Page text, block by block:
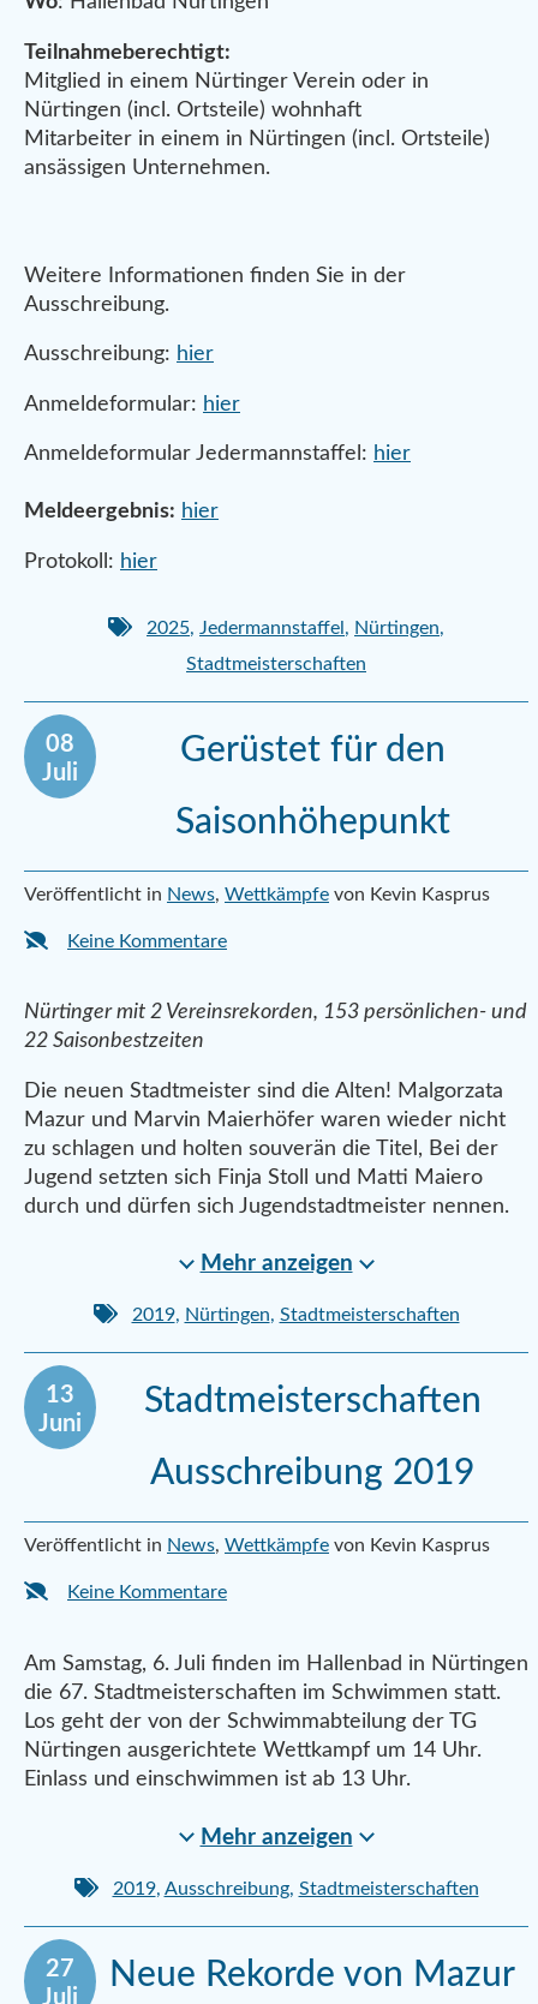
Teilnahmeberechtigt:
Mitglied in einem Nürtinger Verein oder in
Nürtingen (incl. Ortsteile) wohnhaft
Mitarbeiter in einem in Nürtingen (incl. Ortsteile)
ansässigen Unternehmen.
Weitere Informationen finden Sie in der
Ausschreibung.
Ausschreibung: hier
Anmeldeformular: hier
Anmeldeformular Jedermannstaffel: hier
Meldeergebnis: hier
Protokoll: hier
2025, Jedermannstaffel, Nürtingen,
Stadtmeisterschaften
08
Juli
Gerüstet für den
Saisonhöhepunkt
Veröffentlicht in News, Wettkämpfe von Kevin Kasprus
Keine Kommentare
Nürtinger mit 2 Vereinsrekorden, 153 persönlichen- und
22 Saisonbestzeiten
Die neuen Stadtmeister sind die Alten! Malgorzata
Mazur und Marvin Maierhöfer waren wieder nicht
zu schlagen und holten souverän die Titel, Bei der
Jugend setzten sich Finja Stoll und Matti Maiero
durch und dürfen sich Jugendstadtmeister nennen.
Mehr anzeigen
2019, Nürtingen, Stadtmeisterschaften
13
Juni
Stadtmeisterschaften
Ausschreibung 2019
Veröffentlicht in News, Wettkämpfe von Kevin Kasprus
Keine Kommentare
Am Samstag, 6. Juli finden im Hallenbad in Nürtingen
die 67. Stadtmeisterschaften im Schwimmen statt.
Los geht der von der Schwimmabteilung der TG
Nürtingen ausgerichtete Wettkampf um 14 Uhr.
Einlass und einschwimmen ist ab 13 Uhr.
Mehr anzeigen
2019, Ausschreibung, Stadtmeisterschaften
27
Juli
Neue Rekorde von Mazur